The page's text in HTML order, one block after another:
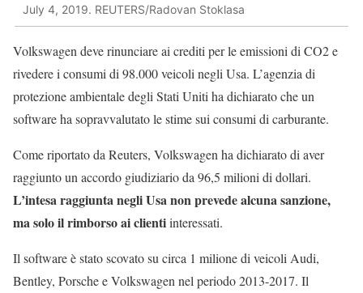
July 4, 2019. REUTERS/Radovan Stoklasa
Volkswagen deve rinunciare ai crediti per le emissioni di CO2 e
rivedere i consumi di 98.000 veicoli negli Usa. L’agenzia di
protezione ambientale degli Stati Uniti ha dichiarato che un
software ha sopravvalutato le stime sui consumi di carburante.
Come riportato da Reuters, Volkswagen ha dichiarato di aver
raggiunto un accordo giudiziario da 96,5 milioni di dollari.
L’intesa raggiunta negli Usa non prevede alcuna sanzione,
ma solo il rimborso ai clientiinteressati.
Il software è stato scovato su circa 1 milione di veicoli Audi,
Bentley, Porsche e Volkswagen nel periodo 2013-2017. Il